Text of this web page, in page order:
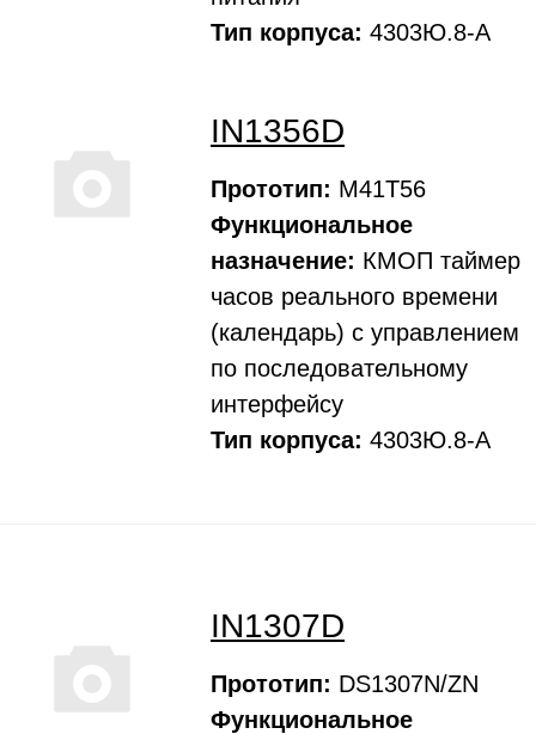
Тип корпуса: 4303Ю.8-А
IN1356D
Прототип: M41T56
Функциональное
назначение: КМОП таймер
часов реального времени
(календарь) с управлением
по последовательному
интерфейсу
Тип корпуса: 4303Ю.8-А
IN1307D
Прототип: DS1307N/ZN
Функциональное